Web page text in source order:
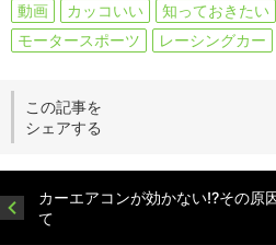
動画 カッコいい 知っておきたい
モータースポーツ
レーシングカー
この記事を
シェアする
カーエアコンが効かない!?その原
て